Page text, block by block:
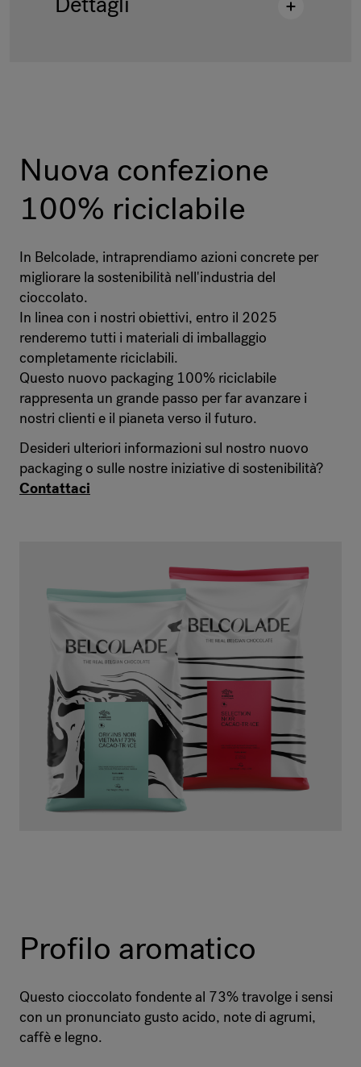
imballaggio:Bag 15 kg
Codice EAN :5414477057736
Nuova confezione
100% riciclabile
In Belcolade, intraprendiamo azioni concrete per
migliorare la sostenibilità nell'industria del
cioccolato.
In linea con i nostri obiettivi, entro il 2025
renderemo tutti i materiali di imballaggio
completamente riciclabili.
Questo nuovo packaging 100% riciclabile
rappresenta un grande passo per far avanzare i
nostri clienti e il pianeta verso il futuro.
Desideri ulteriori informazioni sul nostro nuovo
packaging o sulle nostre iniziative di sostenibilità?
Contattaci
Profilo aromatico
Questo cioccolato fondente al 73% travolge i sensi
con un pronunciato gusto acido, note di agrumi,
caffè e legno.